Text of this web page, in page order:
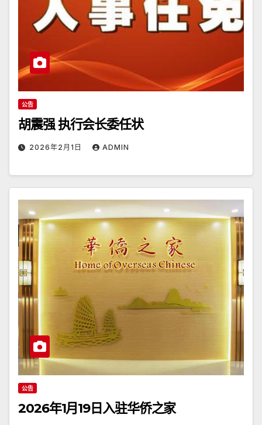
公告
胡震强 执行会长委任状
2026年2月1日 ADMIN
公告
2026年1月19日入驻华侨之家